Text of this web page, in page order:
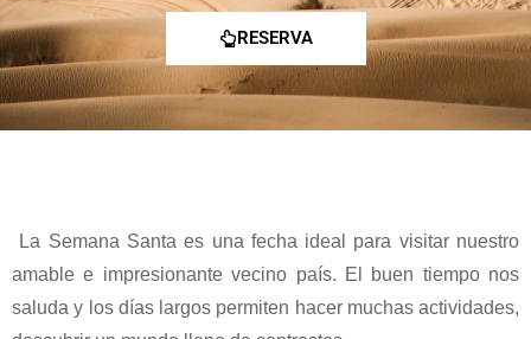
RESERVA
La Semana Santa es una fecha ideal para visitar nuestro
amable e impresionante vecino país. El buen tiempo nos
saluda y los días largos permiten hacer muchas actividades,